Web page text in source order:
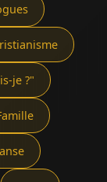
je ?"